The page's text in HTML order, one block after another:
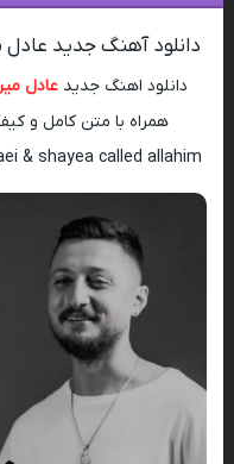
دانلود آهنگ جدید
دانلود اهنگ جدید عادل
همراه با متن کامل و کیفیت 320 از
& shayea called allahim